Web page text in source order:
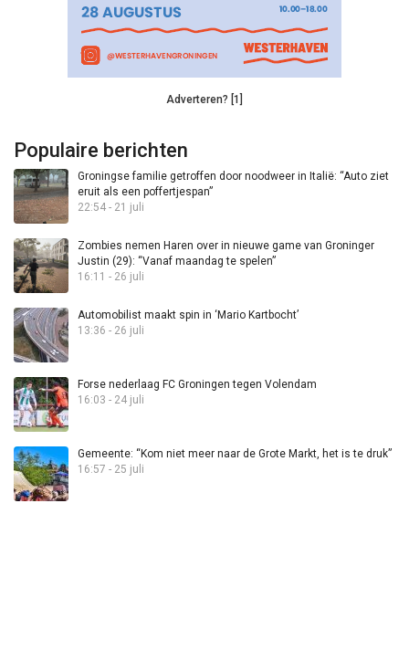
Adverteren? [1]
Populaire berichten
Groningse familie getroffen door noodweer in Italië: “Auto ziet
eruit als een poffertjespan”
22:54 - 21 juli
Zombies nemen Haren over in nieuwe game van Groninger
Justin (29): “Vanaf maandag te spelen”
16:11 - 26 juli
Automobilist maakt spin in ‘Mario Kartbocht’
13:36 - 26 juli
Forse nederlaag FC Groningen tegen Volendam
16:03 - 24 juli
Gemeente: “Kom niet meer naar de Grote Markt, het is te druk”
16:57 - 25 juli